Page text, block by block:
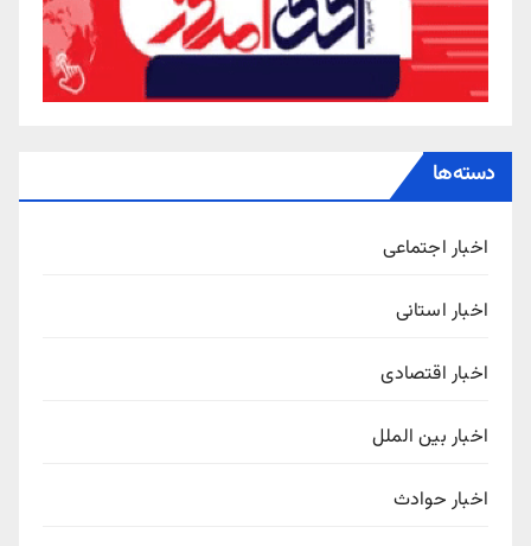
دسته‌ها
اخبار اجتماعی
اخبار استانی
اخبار اقتصادی
اخبار بین الملل
اخبار حوادث